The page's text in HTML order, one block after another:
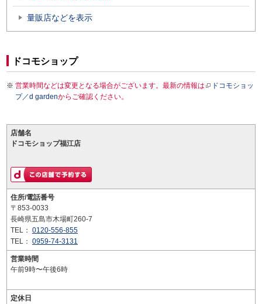
量販店などを表示
ドコモショップ
営業時間などは変更となる場合がございます。最新の情報は
ドコモショッ
プ／d gardenからご確認ください。
店舗名
ドコモショップ福江店
住所/電話番号
〒853-0033
長崎県五島市木場町260-7
TEL： 0120-556-855
TEL： 0959-74-3131
営業時間
午前9時〜午後6時
定休日